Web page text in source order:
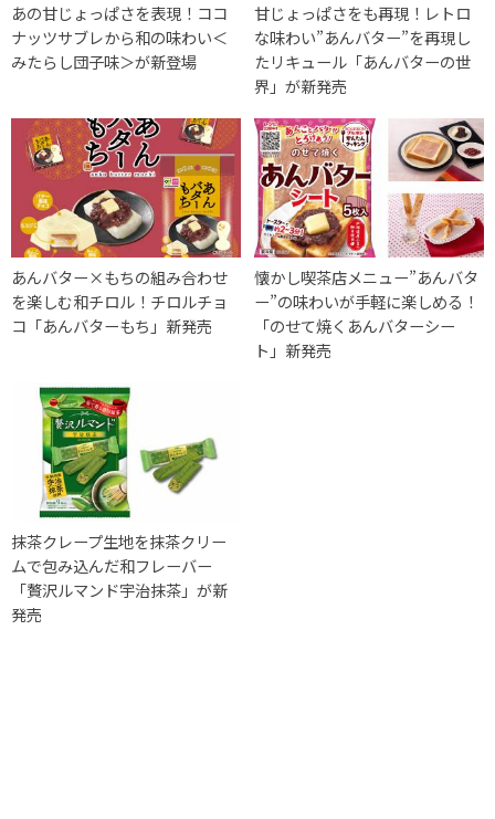
あの甘じょっぱさを表現！ココ
ナッツサブレから和の味わい＜
みたらし団子味＞が新登場
甘じょっぱさをも再現！レトロ
な味わい”あんバター”を再現し
たリキュール「あんバターの世
界」が新発売
あんバター×もちの組み合わせ
を楽しむ和チロル！チロルチョ
コ「あんバターもち」新発売
懐かし喫茶店メニュー”あんバタ
ー”の味わいが手軽に楽しめる！
「のせて焼くあんバターシー
ト」新発売
抹茶クレープ生地を抹茶クリー
ムで包み込んだ和フレーバー
「贅沢ルマンド宇治抹茶」が新
発売